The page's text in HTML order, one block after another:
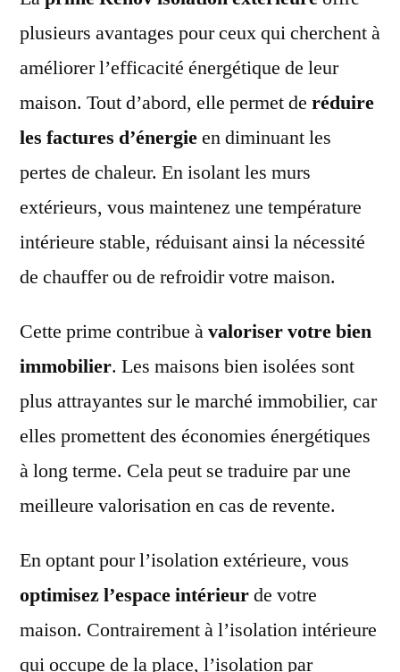
plusieurs avantages pour ceux qui cherchent à
améliorer l’efficacité énergétique de leur
maison. Tout d’abord, elle permet de réduire
les factures d’énergieen diminuant les
pertes de chaleur. En isolant les murs
extérieurs, vous maintenez une température
intérieure stable, réduisant ainsi la nécessité
de chauffer ou de refroidir votre maison.
Cette prime contribue àvaloriser votre bien
immobilier. Les maisons bien isolées sont
plus attrayantes sur le marché immobilier, car
elles promettent des économies énergétiques
à long terme. Cela peut se traduire par une
meilleure valorisation en cas de revente.
En optant pour l’isolation extérieure, vous
optimisez l’espace intérieurde votre
maison. Contrairement à l’isolation intérieure
qui occupe de la place, l’isolation par